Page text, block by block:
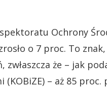
Ochrony
o 7 proc. To
zwłaszcza że – jak
(KOBiZE) – aż 85